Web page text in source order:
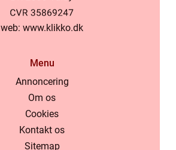
web: www.klikko.dk
Menu
Annoncering
Om os
Cookies
Kontakt os
Sitemap